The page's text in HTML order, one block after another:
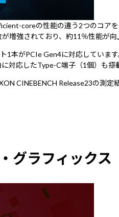
coreの性能の違う2つのコア
増強されており、約11％性能が向
本がPCIe Gen4に対応してい
対応したType-C端子（1個）も
CINEBENCH Release23の測
グラフィックス